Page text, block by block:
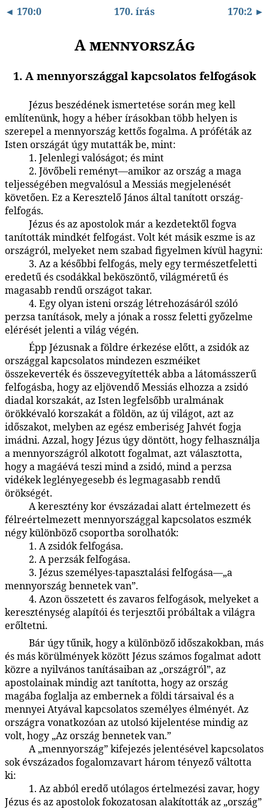
◄ 170:0 170. írás 170:2 ►
A mennyország
1. A mennyországgal kapcsolatos felfogások
Jézus beszédének ismertetése során meg kell
említenünk, hogy a héber írásokban több helyen is
szerepel a mennyország kettős fogalma. A próféták az
Isten országát úgy mutatták be, mint:
1. Jelenlegi valóságot; és mint
2. Jövőbeli reményt—amikor az ország a maga
teljességében megvalósul a Messiás megjelenését
követően. Ez a Keresztelő János által tanított ország-
felfogás.
Jézus és az apostolok már a kezdetektől fogva
tanították mindkét felfogást. Volt két másik eszme is az
országról, melyeket nem szabad figyelmen kívül hagyni:
3. Az a későbbi felfogás, mely egy természetfeletti
eredetű és csodákkal beköszöntő, világméretű és
magasabb rendű országot takar.
170:1.64. Egy olyan isteni ország létrehozásáról szóló
perzsa tanítások, mely a jónak a rossz feletti győzelme
elérését jelenti a világ végén.
Épp Jézusnak a földre érkezése előtt, a zsidók az
országgal kapcsolatos mindezen eszméiket
összekeverték és összevegyítették abba a látomásszerű
felfogásba, hogy az eljövendő Messiás elhozza a zsidó
diadal korszakát, az Isten legfelsőbb uralmának
örökkévaló korszakát a földön, az új világot, azt az
időszakot, melyben az egész emberiség Jahvét fogja
imádni. Azzal, hogy Jézus úgy döntött, hogy felhasználja
a mennyországról alkotott fogalmat, azt választotta,
hogy a magáévá teszi mind a zsidó, mind a perzsa
vidékek leglényegesebb és legmagasabb rendű
örökségét.
A keresztény kor évszázadai alatt értelmezett és
félreértelmezett mennyországgal kapcsolatos eszmék
négy különböző csoportba sorolhatók:
1. A zsidók felfogása.
170:1.102. A perzsák felfogása.
3. Jézus személyes-tapasztalási felfogása—„a
mennyország bennetek van”.
170:1.124. Azon összetett és zavaros felfogások, melyeket a
kereszténység alapítói és terjesztői próbáltak a világra
erőltetni.
170:1.13Bár úgy tűnik, hogy a különböző időszakokban, más
és más körülmények között Jézus számos fogalmat adott
közre a nyilvános tanításaiban az „országról”, az
apostolainak mindig azt tanította, hogy az ország
magába foglalja az embernek a földi társaival és a
mennyei Atyával kapcsolatos személyes élményét. Az
országra vonatkozóan az utolsó kijelentése mindig az
volt, hogy „Az ország bennetek van.”
A „mennyország” kifejezés jelentésével kapcsolatos
sok évszázados fogalomzavart három tényező váltotta
ki:
170:1.151. Az abból eredő utólagos értelmezési zavar, hogy
Jézus és az apostolok fokozatosan alakították az „ország”